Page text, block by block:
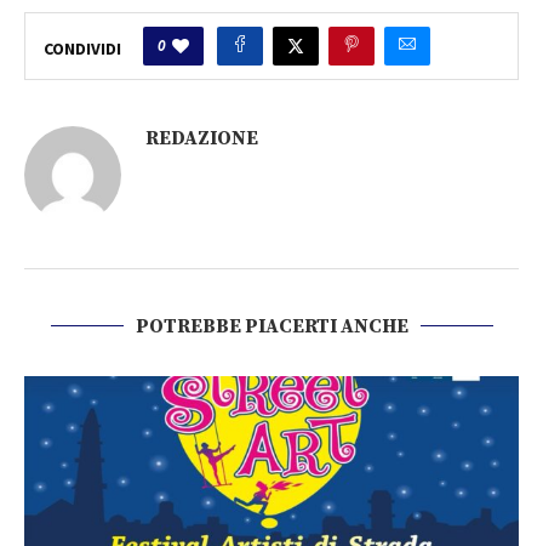
CONDIVIDI 0
REDAZIONE
POTREBBE PIACERTI ANCHE